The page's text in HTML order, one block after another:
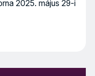
2025. május 29-i